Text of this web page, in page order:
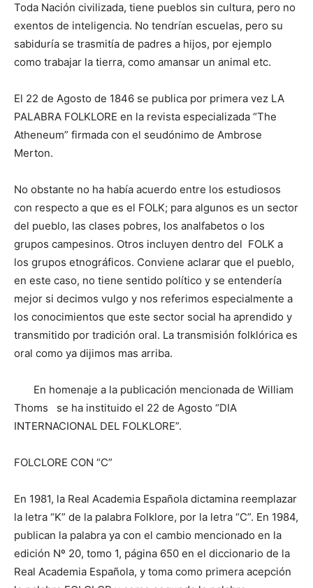
Toda Nación civilizada, tiene pueblos sin cultura, pero no
exentos de inteligencia. No tendrían escuelas, pero su
sabiduría se trasmitía de padres a hijos, por ejemplo
como trabajar la tierra, como amansar un animal etc.
El 22 de Agosto de 1846 se publica por primera vez LA
PALABRA FOLKLORE en la revista especializada “The
Atheneum” firmada con el seudónimo de Ambrose
Merton.
No obstante no ha había acuerdo entre los estudiosos
con respecto a que es el FOLK; para algunos es un sector
del pueblo, las clases pobres, los analfabetos o los
grupos campesinos. Otros incluyen dentro del FOLK a
los grupos etnográficos. Conviene aclarar que el pueblo,
en este caso, no tiene sentido político y se entendería
mejor si decimos vulgo y nos referimos especialmente a
los conocimientos que este sector social ha aprendido y
transmitido por tradición oral. La transmisión folklórica es
oral como ya dijimos mas arriba.
En homenaje a la publicación mencionada de William
Thoms se ha instituido el 22 de Agosto “DIA
INTERNACIONAL DEL FOLKLORE”.
FOLCLORE CON “C”
En 1981, la Real Academia Española dictamina reemplazar
la letra “K” de la palabra Folklore, por la letra “C”. En 1984,
publican la palabra ya con el cambio mencionado en la
edición Nº 20, tomo 1, página 650 en el diccionario de la
Real Academia Española, y toma como primera acepción